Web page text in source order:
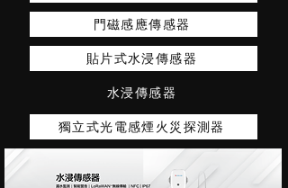
門磁感應傳感器
貼片式水浸傳感器
水浸傳感器
獨立式光電感煙火災探測器